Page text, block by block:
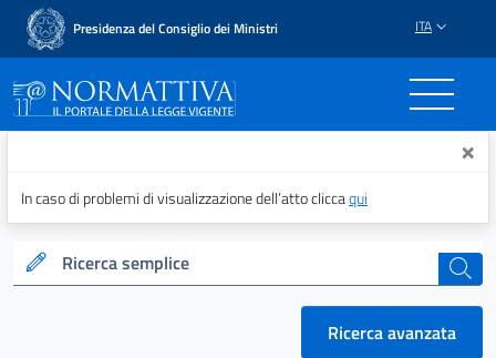
Presidenza del Consiglio dei Ministri ITA
Normattiva - Il portale ×
In caso di problemi di visualizzazione dell’atto cliccaqui
Ricerca semplice cerca
Ricerca avanzata